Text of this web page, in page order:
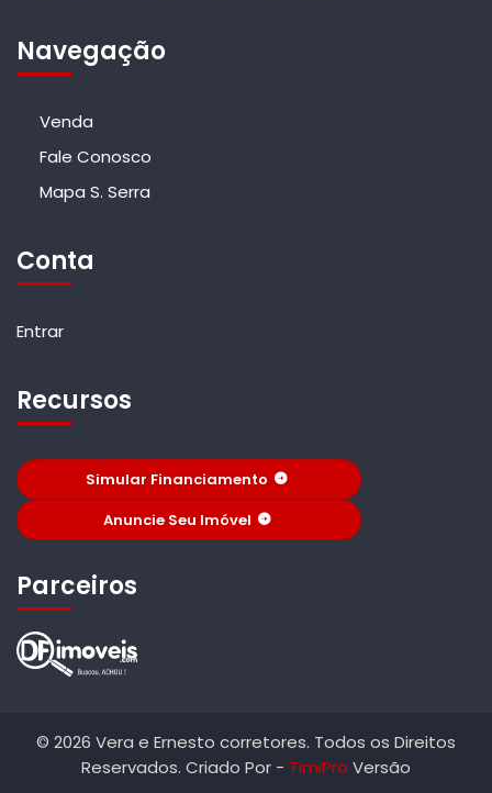
Navegação
Venda
Fale Conosco
Mapa S. Serra
Conta
Entrar
Recursos
Simular Financiamento
Anuncie Seu Imóvel
Parceiros
© 2026 Vera e Ernesto corretores. Todos os Direitos
Reservados. Criado Por - TimiPro Versão